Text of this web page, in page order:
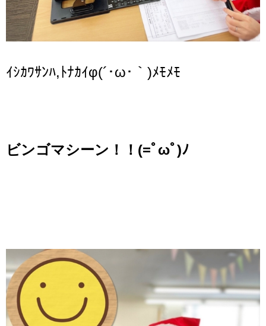
ｲｼｶﾜｻﾝﾊ,ﾄﾅｶｲφ(´ ･ω･｀ )ﾒﾓﾒﾓ
ビンゴマシーン！！(=ﾟωﾟ)ﾉ